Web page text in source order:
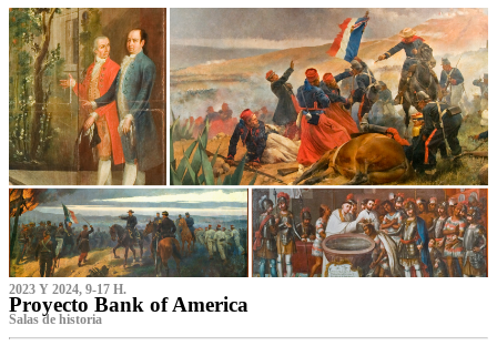
2023 Y 2024, 9-17 H.
Proyecto Bank of America
S‌alas de historia